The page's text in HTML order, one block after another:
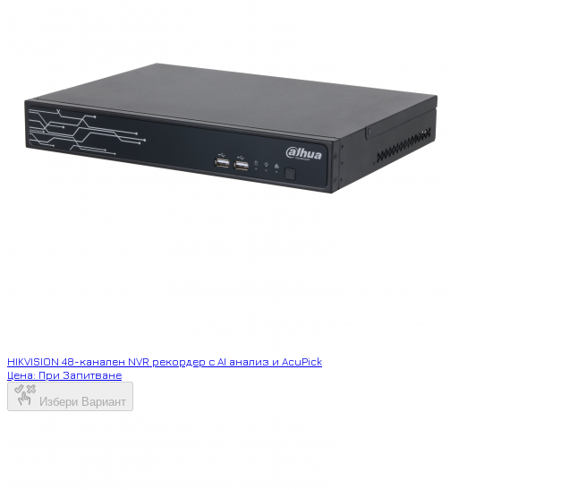
HIKVISION 48-канален NVR рекордер с AI анализ и AcuPick
Цена: При Запитване
Избери Вариант